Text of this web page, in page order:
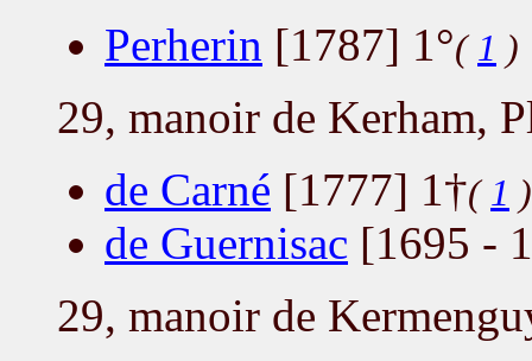
Perherin [1787] 1°( 1 )
29, manoir de Kerham,
de Carné [1777] 1†( 1 )
de Guernisac [1695 -
29, manoir de